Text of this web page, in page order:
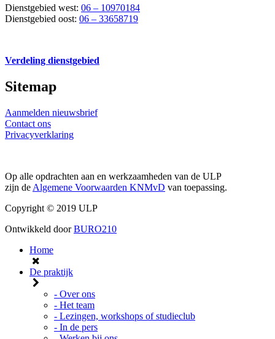
Dienstgebied west: 06 – 10970184
Dienstgebied oost: 06 – 33658719
Verdeling dienstgebied
Sitemap
Aanmelden nieuwsbrief
Contact ons
Privacyverklaring
Op alle opdrachten aan en werkzaamheden van de ULP
zijn de Algemene Voorwaarden KNMvD van toepassing.
Copyright © 2019 ULP
Ontwikkeld doorBURO210
Home
De praktijk
- Over ons
- Het team
- Lezingen, workshops of studieclub
- In de pers